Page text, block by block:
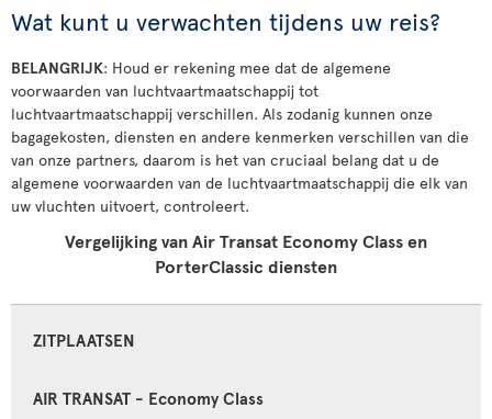
Wat kunt u verwachten tijdens uw reis?
BELANGRIJK: Houd er rekening mee dat de algemene
voorwaarden van luchtvaartmaatschappij tot
luchtvaartmaatschappij verschillen. Als zodanig kunnen onze
bagagekosten, diensten en andere kenmerken verschillen van die
van onze partners, daarom is het van cruciaal belang dat u de
algemene voorwaarden van de luchtvaartmaatschappij die elk van
uw vluchten uitvoert, controleert.
Vergelijking van Air Transat Economy Class en
PorterClassic diensten
ZITPLAATSEN